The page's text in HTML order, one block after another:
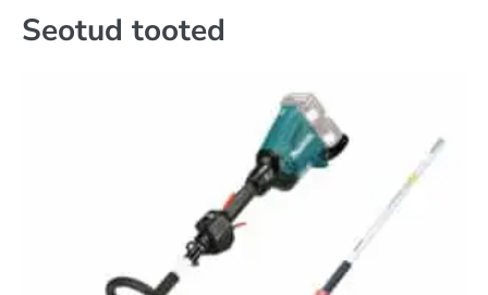
Seotud tooted